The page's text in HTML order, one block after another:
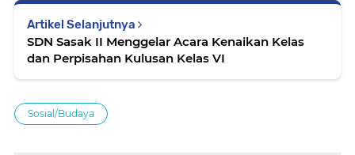
Artikel Selanjutnya
SDN Sasak II Menggelar Acara Kenaikan Kelas
dan Perpisahan Kulusan Kelas VI
Sosial/Budaya